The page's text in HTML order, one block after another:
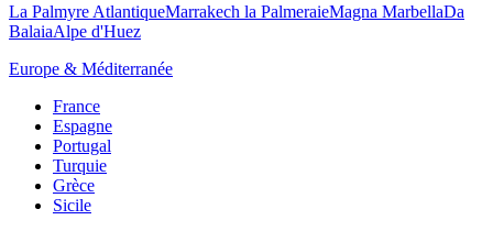
La Palmyre AtlantiqueMarrakech la PalmeraieMagna MarbellaDa
BalaiaAlpe d'Huez
Europe & Méditerranée
France
Espagne
Portugal
Turquie
Grèce
Sicile